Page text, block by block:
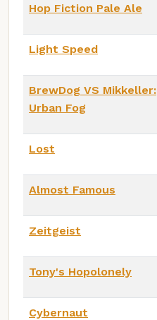
Hop Fiction Pale Ale
Light Speed
BrewDog VS Mikkeller:
Urban Fog
Lost
Almost Famous
Zeitgeist
Tony's Hopolonely
Cybernaut